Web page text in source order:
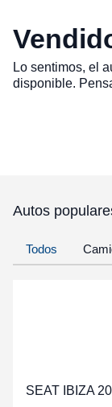
Lo sentimos, el
disponible.
Autos
Todos
SEAT IBIZA